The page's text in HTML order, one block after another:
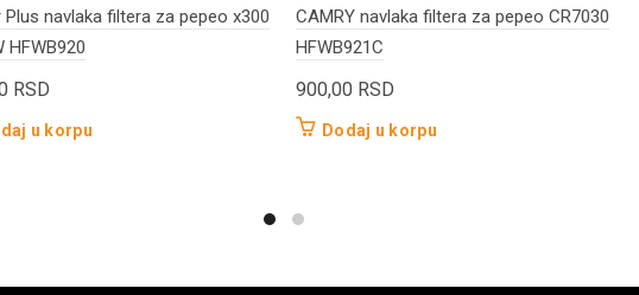
Plus navlaka filtera za pepeo x300
HFWB920
RSD
u korpu
CAMRY navlaka filtera za pepeo CR7030
HFWB921C
900,00 RSD
Dodaj u korpu